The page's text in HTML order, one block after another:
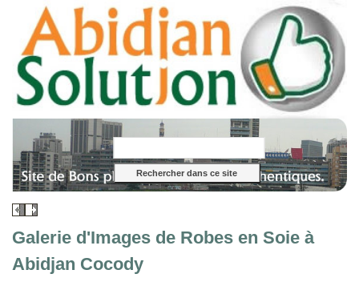
Galerie d'Images de Robes en Soie à
Abidjan Cocody